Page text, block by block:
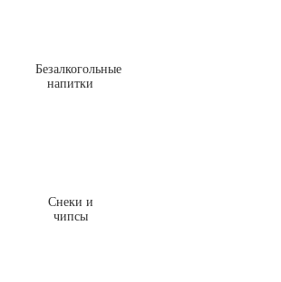
Безалкогольные
напитки
Снеки и
чипсы